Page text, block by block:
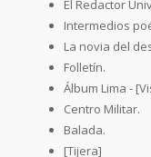
El Redactor
Intermedios
La novia del
Folletín.
Álbum Lima -
Centro Militar.
Balada.
[Tijera]